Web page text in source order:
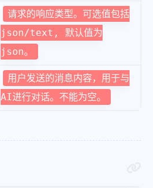
请求的响应类型。可选值包括
json/text, 默认值为
json。
用户发送的消息内容，用于与
AI进行对话。不能为空。